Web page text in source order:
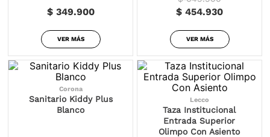
$ 349.900
VER MÁS
$ 454.930
VER MÁS
Corona
Sanitario Kiddy Plus
Blanco
Lecco
Taza Institucional
Entrada Superior
Olimpo Con Asiento